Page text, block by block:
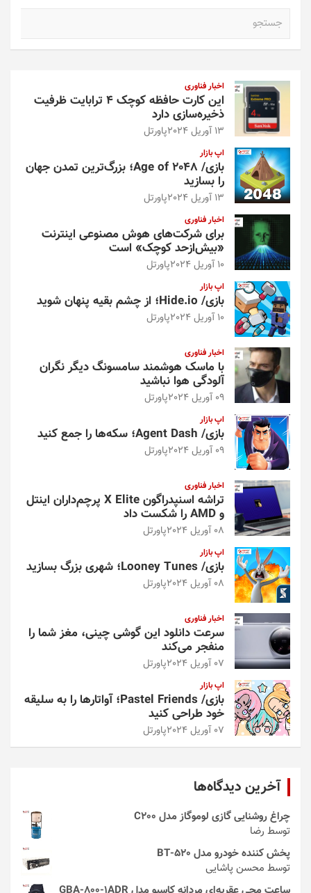
اخبار فناوری
این کارت حافظه کوچک ۴ ترابایت ظرفیت
ذخیره‌سازی دارد
13 آوریل 2024 پاورتل
اپ بازار
بازی/ Age of 2048؛ بزرگ‌ترین تمدن جهان
را بسازید
13 آوریل 2024 پاورتل
اخبار فناوری
برای شرکت‌های هوش مصنوعی اینترنت
«بیش‌از‌حد کوچک» است
10 آوریل 2024 پاورتل
اپ بازار
بازی/ Hide.io؛ از چشم بقیه پنهان شوید
10 آوریل 2024 پاورتل
اخبار فناوری
با ماسک هوشمند سامسونگ دیگر نگران
آلودگی هوا نباشید
09 آوریل 2024 پاورتل
اپ بازار
بازی/ Agent Dash؛ سکه‌ها را جمع کنید
09 آوریل 2024 پاورتل
اخبار فناوری
تراشه اسنپدراگون X Elite پرچم‌داران اینتل
و AMD را شکست داد
08 آوریل 2024 پاورتل
اپ بازار
بازی/ Looney Tunes؛ شهری بزرگ بسازید
08 آوریل 2024 پاورتل
اخبار فناوری
سرعت دانلود این گوشی چینی، مغز شما را
منفجر می‌کند
07 آوریل 2024 پاورتل
اپ بازار
بازی/ Pastel Friends؛ آواتارها را به سلیقه
خود طراحی کنید
07 آوریل 2024 پاورتل
آخرین دیدگاه‌ها
چراغ روشنایی گازی لوموگاز مدل C200
توسط رضا
پخش کننده خودرو مدل 520-BT
توسط محسن پاشایی